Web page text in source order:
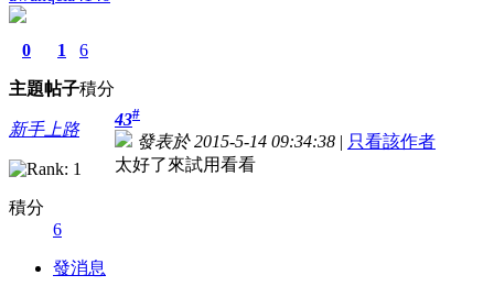
0
主題
1
帖子
6
積分
新手上路
積分
6
發消息
43#
發表於 2015-5-14 09:34:38 | 只看該作者
太好了來試用看看